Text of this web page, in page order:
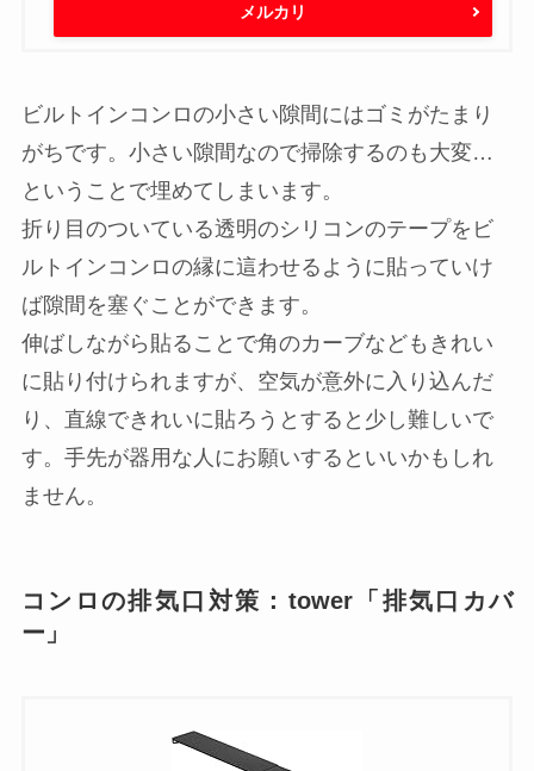
メルカリ
ビルトインコンロの小さい隙間にはゴミがたまり
がちです。小さい隙間なので掃除するのも大変…
ということで埋めてしまいます。
折り目のついている透明のシリコンのテープをビ
ルトインコンロの縁に這わせるように貼っていけ
ば隙間を塞ぐことができます。
伸ばしながら貼ることで角のカーブなどもきれい
に貼り付けられますが、空気が意外に入り込んだ
り、直線できれいに貼ろうとすると少し難しいで
す。手先が器用な人にお願いするといいかもしれ
ません。
コンロの排気口対策：tower「排気口カバ
ー」